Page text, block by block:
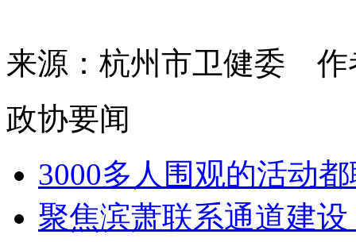
来源：杭州市卫健委
政协要闻
3000多人围观的活动
聚焦滨萧联系通道建